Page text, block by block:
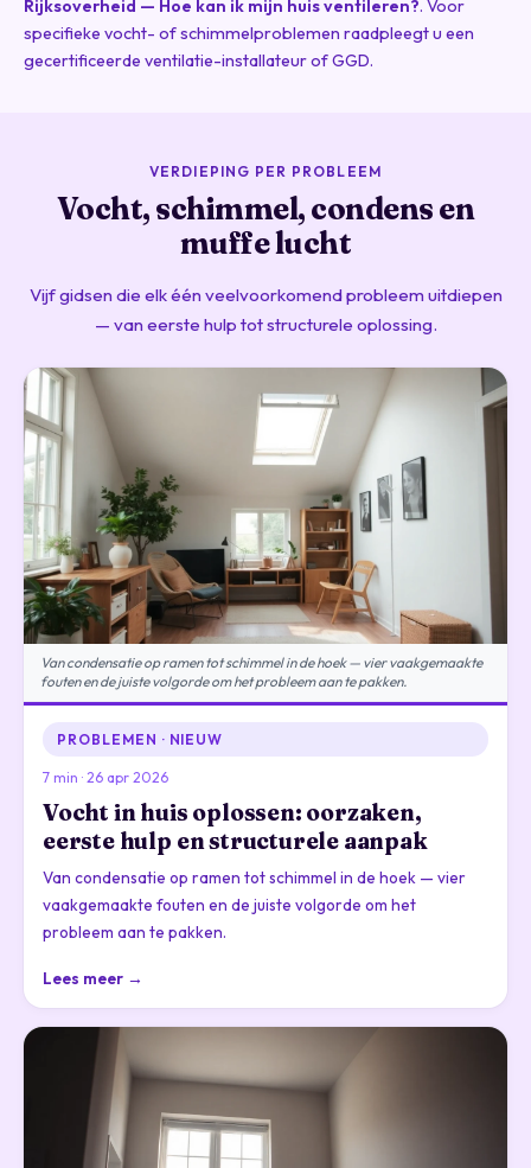
Rijksoverheid — Hoe kan ik mijn huis ventileren?. Voor
specifieke vocht- of schimmelproblemen raadpleegt u een
gecertificeerde ventilatie-installateur of GGD.
VERDIEPING PER PROBLEEM
Vocht, schimmel, condens en
muffe lucht
Vijf gidsen die elk één veelvoorkomend probleem uitdiepen
— van eerste hulp tot structurele oplossing.
Van condensatie op ramen tot schimmel in de hoek — vier vaakgemaakte
fouten en de juiste volgorde om het probleem aan te pakken.
PROBLEMEN · NIEUW
7 min · 26 apr 2026
Vocht in huis oplossen: oorzaken,
eerste hulp en structurele aanpak
Van condensatie op ramen tot schimmel in de hoek — vier
vaakgemaakte fouten en de juiste volgorde om het
probleem aan te pakken.
Lees meer →